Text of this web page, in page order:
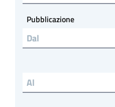
Pubblicazione